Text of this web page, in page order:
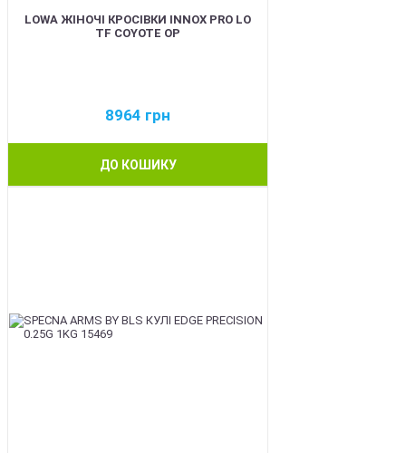
LOWA ЖІНОЧІ КРОСІВКИ INNOX PRO LO
TF COYOTE OP
8964 грн
ДО КОШИКУ